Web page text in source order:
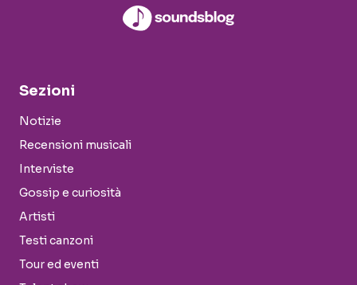
Sezioni
Notizie
Recensioni musicali
Interviste
Gossip e curiosità
Artisti
Testi canzoni
Tour ed eventi